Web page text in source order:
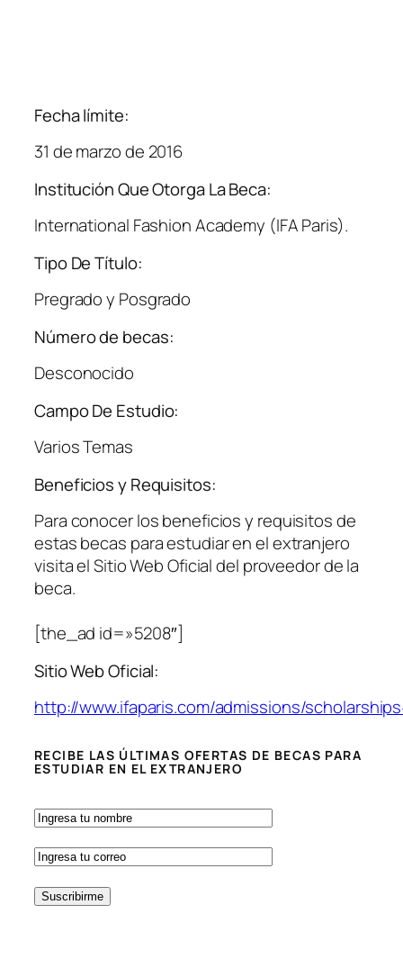
Fecha límite:
31 de marzo de 2016
Institución Que Otorga La Beca:
International Fashion Academy (IFA Paris).
Tipo De Título:
Pregrado y Posgrado
Número de becas:
Desconocido
Campo De Estudio:
Varios Temas
Beneficios y Requisitos:
Para conocer los beneficios y requisitos de
estas becas para estudiar en el extranjero
visita el Sitio Web Oficial del proveedor de la
beca.
[the_ad id=»5208″]
Sitio Web Oficial:
http://www.ifaparis.com/admissions/
RECIBE LAS ÚLTIMAS OFERTAS DE BECAS PARA
ESTUDIAR EN EL EXTRANJERO